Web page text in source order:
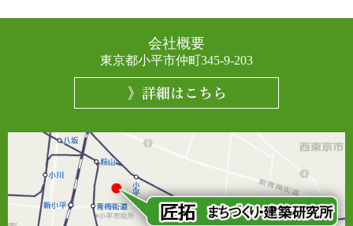
会社概要
東京都小平市仲町345-9-203